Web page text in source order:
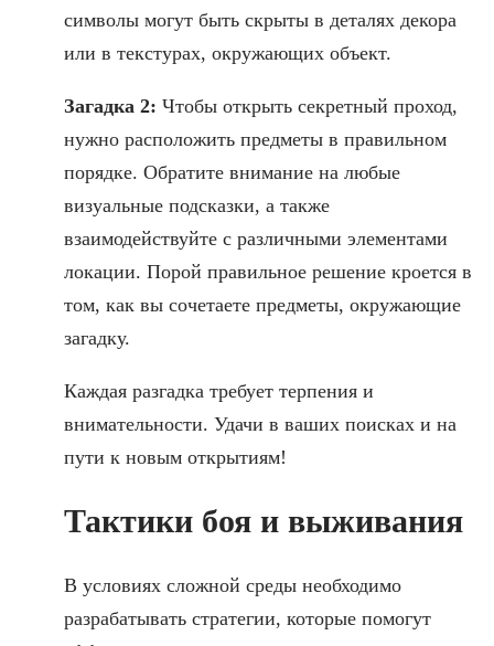
символы могут быть скрыты в деталях декора
или в текстурах, окружающих объект.
Загадка 2: Чтобы открыть секретный проход,
нужно расположить предметы в правильном
порядке. Обратите внимание на любые
визуальные подсказки, а также
взаимодействуйте с различными элементами
локации. Порой правильное решение кроется в
том, как вы сочетаете предметы, окружающие
загадку.
Каждая разгадка требует терпения и
внимательности. Удачи в ваших поисках и на
пути к новым открытиям!
Тактики боя и выживания
В условиях сложной среды необходимо
разрабатывать стратегии, которые помогут